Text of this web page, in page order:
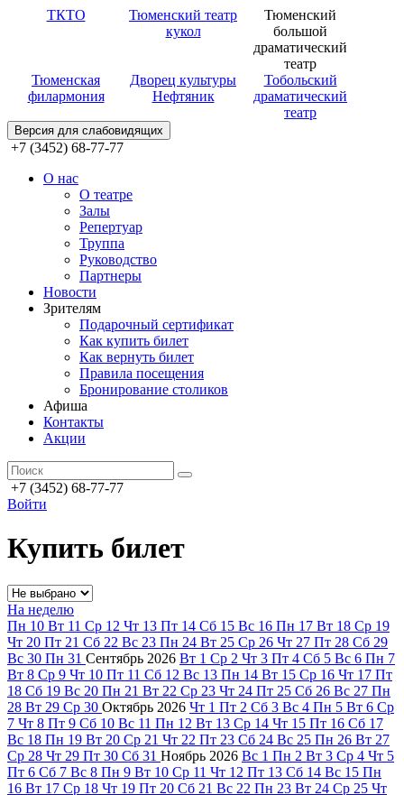
ТКТО
Тюменский театр
кукол
Тюменский
большой
драматический
театр
Тюменская
филармония
Дворец культуры
Нефтяник
Тобольский
драматический
театр
Версия для слабовидящих
+7 (3452) 68-77-77
О нас
О театре
Залы
Репертуар
Труппа
Руководство
Партнеры
Новости
Зрителям
Подарочный сертификат
Как купить билет
Как вернуть билет
Правила посещения
Бронирование столиков
Афиша
Контакты
Акции
+7 (3452) 68-77-77
Войти
Купить билет
На неделю
Пн 10 Вт 11 Ср 12 Чт 13 Пт 14 Сб 15 Вс 16 Пн 17 Вт 18 Ср 19
Чт 20 Пт 21 Сб 22 Вс 23 Пн 24 Вт 25 Ср 26 Чт 27 Пт 28 Сб 29
Вс 30 Пн 31 Сентябрь 2026 Вт 1 Ср 2 Чт 3 Пт 4 Сб 5 Вс 6 Пн 7
Вт 8 Ср 9 Чт 10 Пт 11 Сб 12 Вс 13 Пн 14 Вт 15 Ср 16 Чт 17 Пт
18 Сб 19 Вс 20 Пн 21 Вт 22 Ср 23 Чт 24 Пт 25 Сб 26 Вс 27 Пн
28 Вт 29 Ср 30 Октябрь 2026 Чт 1 Пт 2 Сб 3 Вс 4 Пн 5 Вт 6 Ср
7 Чт 8 Пт 9 Сб 10 Вс 11 Пн 12 Вт 13 Ср 14 Чт 15 Пт 16 Сб 17
Вс 18 Пн 19 Вт 20 Ср 21 Чт 22 Пт 23 Сб 24 Вс 25 Пн 26 Вт 27
Ср 28 Чт 29 Пт 30 Сб 31 Ноябрь 2026 Вс 1 Пн 2 Вт 3 Ср 4 Чт 5
Пт 6 Сб 7 Вс 8 Пн 9 Вт 10 Ср 11 Чт 12 Пт 13 Сб 14 Вс 15 Пн
16 Вт 17 Ср 18 Чт 19 Пт 20 Сб 21 Вс 22 Пн 23 Вт 24 Ср 25 Чт